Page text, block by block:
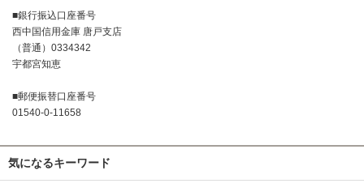
■銀行振込口座番号
西中国信用金庫 唐戸支店
（普通）0334342
宇都宮知恵
■郵便振替口座番号
01540-0-11658
気になるキーワード